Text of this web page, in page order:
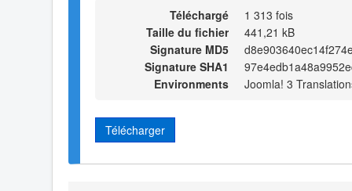
Téléchargé
1 313 fois
Taille du fichier
441,21 kB
Signature MD5
Signature SHA1
Environments
Joomla! 3
Télécharger